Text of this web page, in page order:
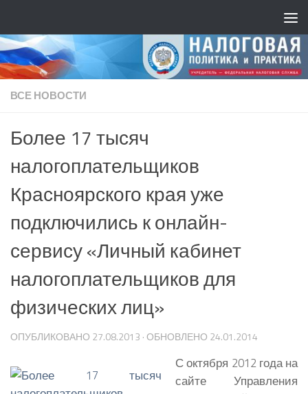
ВСЕ НОВОСТИ
Более 17 тысяч
налогоплательщиков
Красноярского края уже
подключились к онлайн-
сервису «Личный кабинет
налогоплательщиков для
физических лиц»
ОПУБЛИКОВАНО 27.08.2013 · ОБНОВЛЕНО 24.01.2014
С октября 2012 года на
сайте Управления